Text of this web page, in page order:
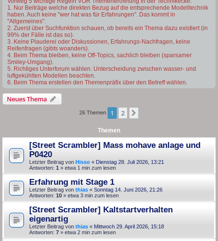
1. Nur Beiträge welche direkten Bezug auf die entsprechende Modelltechnik
haben. Auch keine "wer hat was für Erfahrungen". Das kommt in
"Allgemeines".
2. Zuerst über Suchfunktion schauen, ob bereits ein Thema dazu existiert (in
99% der Fälle ist das so).
3. Keine Plauderei oder Diskussionen, Erfahrungs-Nachfragen, keine
Reifenfragen (gibts woanders).
4. Beim Thema bleiben, keine Off-Topics, sachlich bleiben (sparsamer
Smiley-Umgang).
5. Richtiges Unterforum wählen. Unterscheidung zwischen wasser- und
luftgekühlten Modellen beachten.
6. Beim Thema erstellen den Themenpräfix über den Betreff wählen.
Neues Thema
26 Themen 1 2
Themen
[Street Scrambler] Mass mohave anlage und
P0420
Letzter Beitrag von Hisso « Dienstag 28. Juli 2026, 13:21
Antworten: 1 » etwa 1 min zum lesen
Erfahrung mit Stage 1
Letzter Beitrag von thias « Sonntag 14. Juni 2026, 21:26
Antworten: 10 » etwa 3 min zum lesen
[Street Scrambler] Kaltstartverhalten
eigenartig
Letzter Beitrag von thias « Mittwoch 29. April 2026, 15:18
Antworten: 7 » etwa 2 min zum lesen